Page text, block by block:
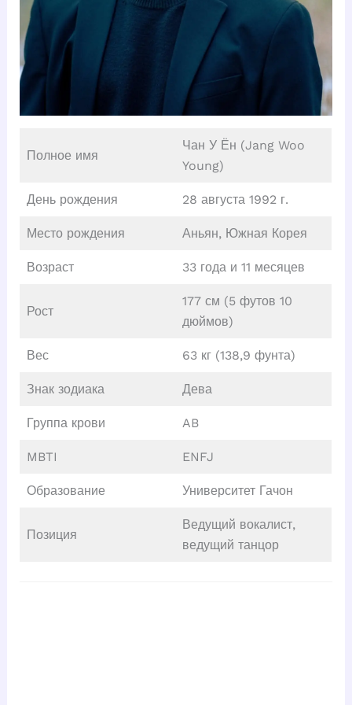
Полное имя
Чан У Ён (Jang Woo
Young)
День рождения 28 августа 1992 г.
Место рождения Аньян, Южная Корея
Возраст 33 года и 11 месяцев
Рост
177 см (5 футов 10
дюймов)
Вес 63 кг (138,9 фунта)
Знак зодиака Дева
Группа крови AB
MBTI ENFJ
Образование Университет Гачон
Позиция
Ведущий вокалист,
ведущий танцор